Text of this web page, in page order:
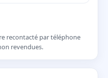
recontacté par téléphone
revendues.